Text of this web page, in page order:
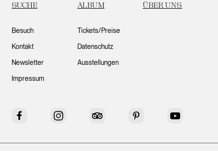
SUCHE ALBUM ÜBER UNS
Besuch
Kontakt
Newsletter
Impressum
Tickets/Preise
Datenschutz
Ausstellungen
Facebook Instagram Tripadvisor Pinterest YouTube